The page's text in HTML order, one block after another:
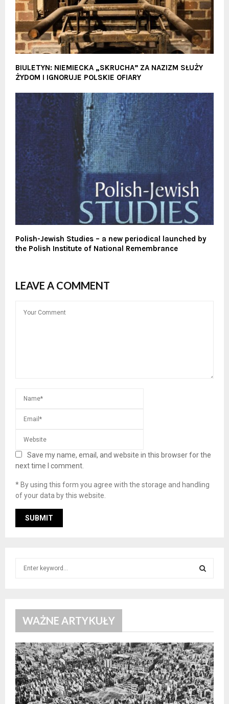
BIULETYN: NIEMIECKA „SKRUCHA” ZA NAZIZM SŁUŻY
ŻYDOM I IGNORUJE POLSKIE OFIARY
Polish-Jewish Studies – a new periodical launched by
the Polish Institute of National Remembrance
LEAVE A COMMENT
Save my name, email, and website in this browser for the
next time I comment.
* By using this form you agree with the storage and handling
of your data by this website.
r
:
R
C
H
WAŻNE ARTYKUŁY